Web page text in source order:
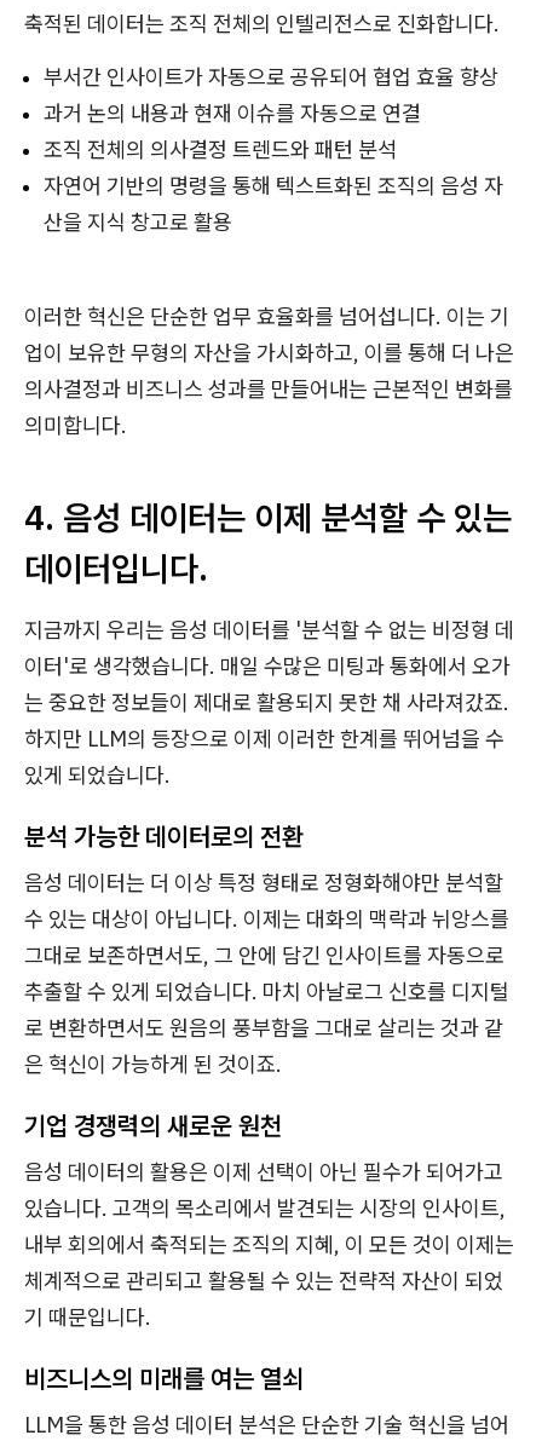
축적된 데이터는 조직 전체의 인텔리전스로 진화합니다.
부서간 인사이트가 자동으로 공유되어 협업 효율 향상
과거 논의 내용과 현재 이슈를 자동으로 연결
조직 전체의 의사결정 트렌드와 패턴 분석
자연어 기반의 명령을 통해 텍스트화된 조직의 음성 자
산을 지식 창고로 활용
이러한 혁신은 단순한 업무 효율화를 넘어섭니다. 이는 기
업이 보유한 무형의 자산을 가시화하고, 이를 통해 더 나은
의사결정과 비즈니스 성과를 만들어내는 근본적인 변화를
의미합니다.
4. 음성 데이터는 이제 분석할 수 있는
데이터입니다.
지금까지 우리는 음성 데이터를 '분석할 수 없는 비정형 데
이터'로 생각했습니다. 매일 수많은 미팅과 통화에서 오가
는 중요한 정보들이 제대로 활용되지 못한 채 사라져갔죠.
하지만 LLM의 등장으로 이제 이러한 한계를 뛰어넘을 수
있게 되었습니다.
분석 가능한 데이터로의 전환
음성 데이터는 더 이상 특정 형태로 정형화해야만 분석할
수 있는 대상이 아닙니다. 이제는 대화의 맥락과 뉘앙스를
그대로 보존하면서도, 그 안에 담긴 인사이트를 자동으로
추출할 수 있게 되었습니다. 마치 아날로그 신호를 디지털
로 변환하면서도 원음의 풍부함을 그대로 살리는 것과 같
은 혁신이 가능하게 된 것이죠.
기업 경쟁력의 새로운 원천
음성 데이터의 활용은 이제 선택이 아닌 필수가 되어가고
있습니다. 고객의 목소리에서 발견되는 시장의 인사이트,
내부 회의에서 축적되는 조직의 지혜, 이 모든 것이 이제는
체계적으로 관리되고 활용될 수 있는 전략적 자산이 되었
기 때문입니다.
비즈니스의 미래를 여는 열쇠
LLM을 통한 음성 데이터 분석은 단순한 기술 혁신을 넘어